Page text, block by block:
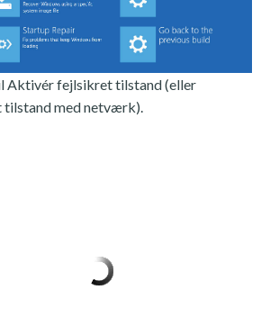
Aktivér fejlsikret tilstand (eller
med netværk).